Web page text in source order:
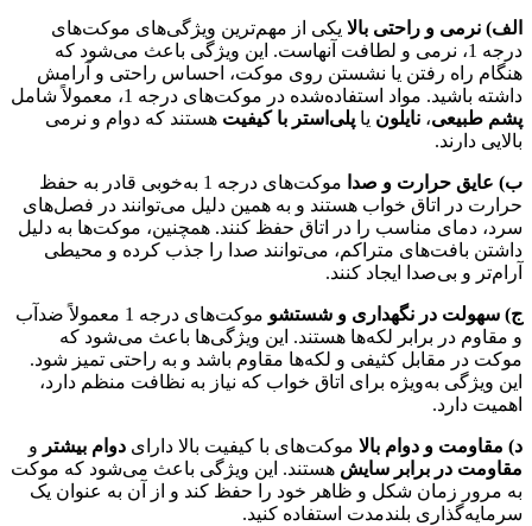
الف) نرمی و راحتی بالا یکی از مهم‌ترین ویژگی‌های موکت‌های
درجه 1، نرمی و لطافت آنهاست. این ویژگی باعث می‌شود که
هنگام راه رفتن یا نشستن روی موکت، احساس راحتی و آرامش
داشته باشید. مواد استفاده‌شده در موکت‌های درجه 1، معمولاً شامل
پشم طبیعی، نایلون یا پلی‌استر با کیفیت هستند که دوام و نرمی
بالایی دارند.
ب) عایق حرارت و صدا
موکت‌های درجه 1 به‌خوبی قادر به حفظ
حرارت در اتاق خواب هستند و به همین دلیل می‌توانند در فصل‌های
سرد، دمای مناسب را در اتاق حفظ کنند. همچنین، موکت‌ها به دلیل
داشتن بافت‌های متراکم، می‌توانند صدا را جذب کرده و محیطی
آرام‌تر و بی‌صدا ایجاد کنند.
ج) سهولت در نگهداری و شستشو
موکت‌های درجه 1 معمولاً ضدآب
و مقاوم در برابر لکه‌ها هستند. این ویژگی‌ها باعث می‌شود که
موکت در مقابل کثیفی و لکه‌ها مقاوم باشد و به راحتی تمیز شود.
این ویژگی به‌ویژه برای اتاق خواب که نیاز به نظافت منظم دارد،
اهمیت دارد.
د) مقاومت و دوام بالا موکت‌های با کیفیت بالا دارای دوام بیشتر و
مقاومت در برابر سایش هستند. این ویژگی باعث می‌شود که موکت
به مرور زمان شکل و ظاهر خود را حفظ کند و از آن به عنوان یک
سرمایه‌گذاری بلندمدت استفاده کنید.